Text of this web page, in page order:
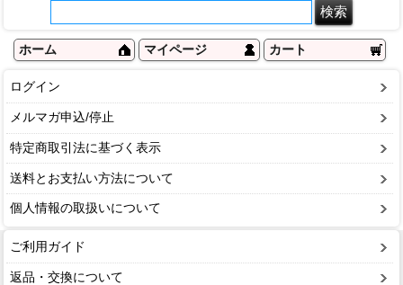
ホーム マイページ カート
ログイン
メルマガ申込/停止
特定商取引法に基づく表示
送料とお支払い方法について
個人情報の取扱いについて
ご利用ガイド
返品・交換について